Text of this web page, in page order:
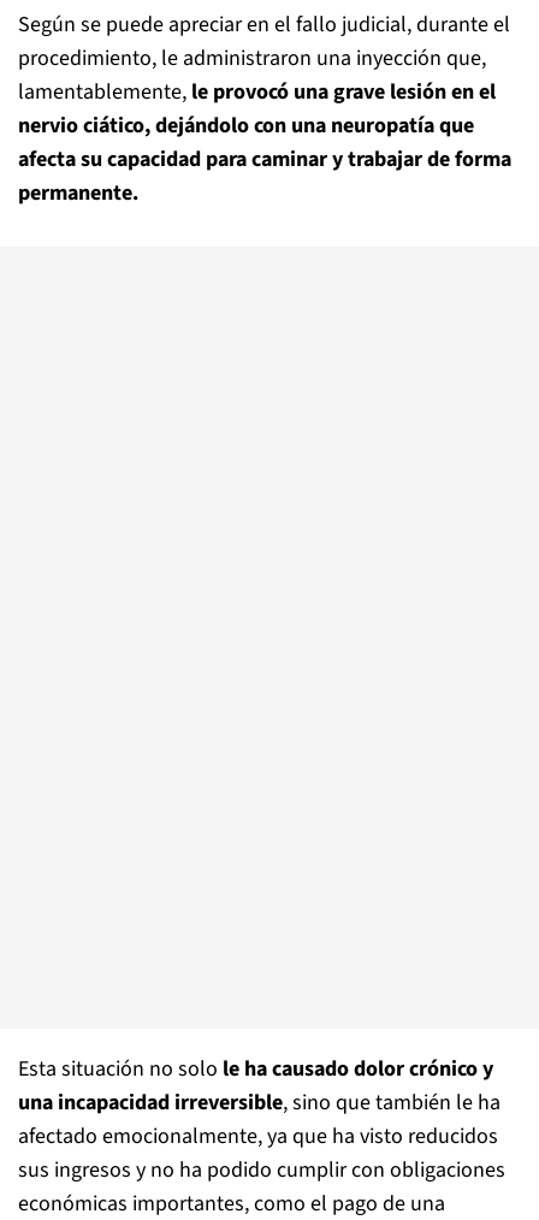
Según se puede apreciar en el fallo judicial, durante el
procedimiento, le administraron una inyección que,
lamentablemente, le provocó una grave lesión en el
nervio ciático, dejándolo con una neuropatía que
afecta su capacidad para caminar y trabajar de forma
permanente.
Esta situación no solo le ha causado dolor crónico y
una incapacidad irreversible, sino que también le ha
afectado emocionalmente, ya que ha visto reducidos
sus ingresos y no ha podido cumplir con obligaciones
económicas importantes, como el pago de una